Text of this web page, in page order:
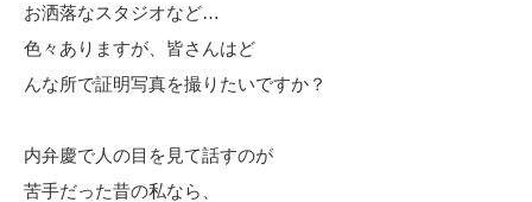
お洒落なスタジオなど…
色々ありますが、皆さんはど
んな所で証明写真を撮りたいですか？
内弁慶で人の目を見て話すのが
苦手だった昔の私なら、